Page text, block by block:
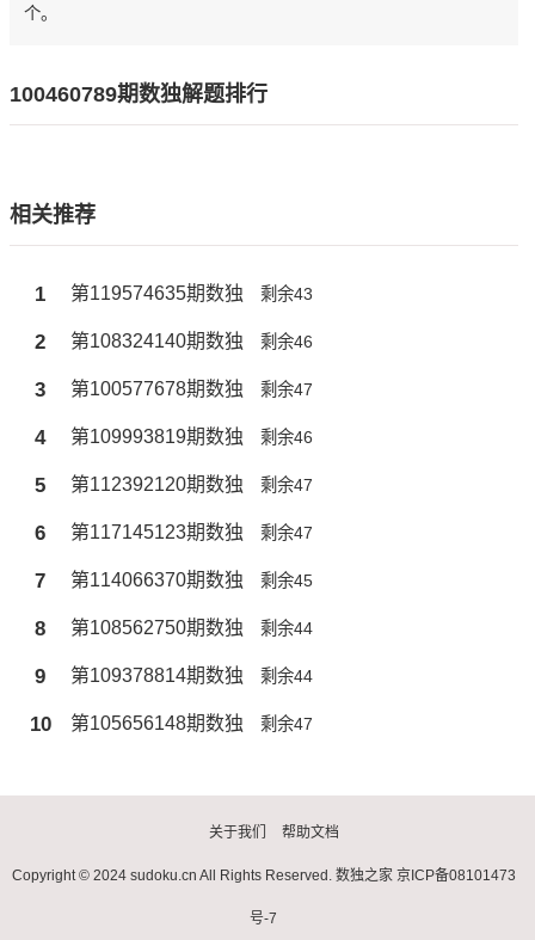
个。
100460789期数独解题排行
相关推荐
1 第119574635期数独 剩余43
2 第108324140期数独 剩余46
3 第100577678期数独 剩余47
4 第109993819期数独 剩余46
5 第112392120期数独 剩余47
6 第117145123期数独 剩余47
7 第114066370期数独 剩余45
8 第108562750期数独 剩余44
9 第109378814期数独 剩余44
10 第105656148期数独 剩余47
关于我们 帮助文档
Copyright © 2024 sudoku.cn All Rights Reserved. 数独之家 京ICP备08101473
号-7